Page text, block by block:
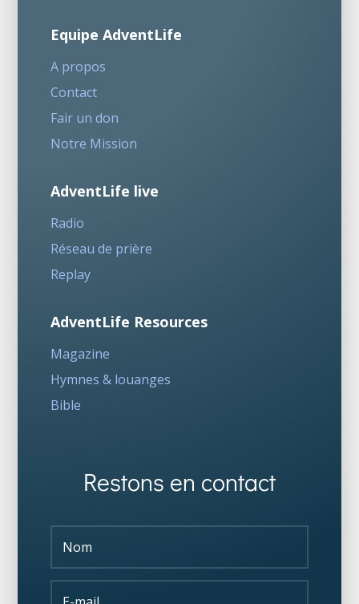
Equipe AdventLife
A propos
Contact
Fair un don
Notre Mission
AdventLife live
Radio
Réseau de prière
Replay
AdventLife Resources
Magazine
Hymnes & louanges
Bible
Restons en contact